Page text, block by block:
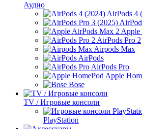
Аудио
AirPods 4
Apple
AirPods Pro 2
Airpods Max
AirPods
AirPods Pro
Apple
Bose
TV / Игровые консоли
PlayStation